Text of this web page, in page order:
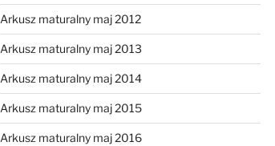
Arkusz maturalny maj 2012
Arkusz maturalny maj 2013
Arkusz maturalny maj 2014
Arkusz maturalny maj 2015
Arkusz maturalny maj 2016